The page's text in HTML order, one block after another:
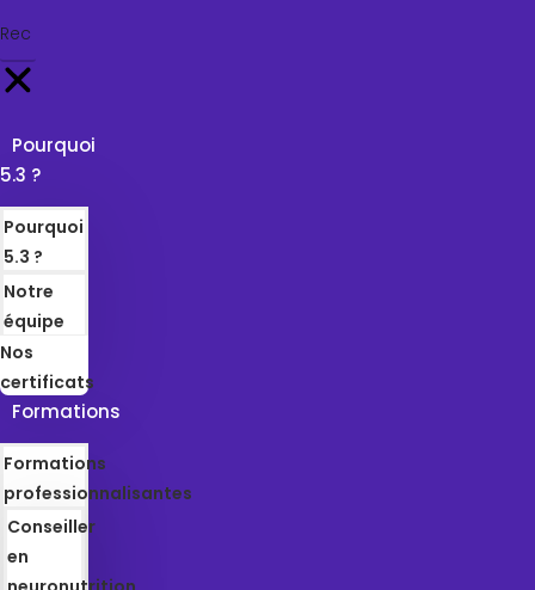
Pourquoi
5.3 ?
Pourquoi
5.3 ?
Notre
équipe
Nos
certificats
Formations
Formations
professionnalisantes
Conseiller
en